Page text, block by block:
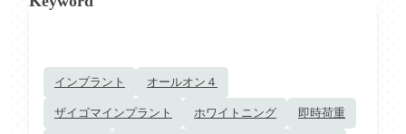
インプラント オールオン４
ザイゴマインプラント ホワイトニング 即時荷重